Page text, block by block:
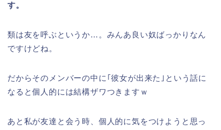
す。
類は友を呼ぶというか…。みんあ良い奴ばっかりなん
ですけどね。
だからそのメンバーの中に｢彼女が出来た｣という話に
なると個人的には結構ザワつきますｗ
あと私が友達と会う時、個人的に気をつけようと思っ